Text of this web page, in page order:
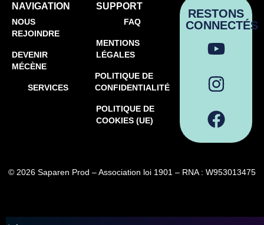
NAVIGATION
NOUS
REJOINDRE
DEVENIR
MÉCÈNE
SERVICES
SUPPORT
FAQ
MENTIONS
LÉGALES
POLITIQUE DE
CONFIDENTIALITÉ
POLITIQUE DE
COOKIES (UE)
RESTONS
CONNECTÉS
© 2026 Saparen Prod – Association loi 1901 – RNA : W953013475